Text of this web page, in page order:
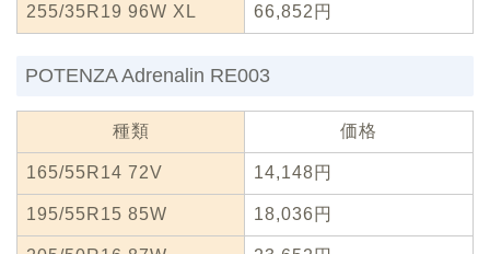
255/35R19 96W XL 66,852円
POTENZA Adrenalin RE003
種類 価格
165/55R14 72V 14,148円
195/55R15 85W 18,036円